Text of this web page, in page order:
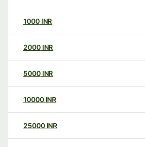
1000 INR
2000 INR
5000 INR
10000 INR
25000 INR